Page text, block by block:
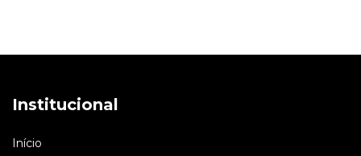
Institucional
Início